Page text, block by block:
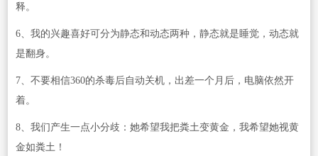
释。
6、我的兴趣喜好可分为静态和动态两种，静态就是睡觉，动态就
是翻身。
7、不要相信360的杀毒后自动关机，出差一个月后，电脑依然开
着。
8、我们产生一点小分歧：她希望我把粪土变黄金，我希望她视黄
金如粪土！